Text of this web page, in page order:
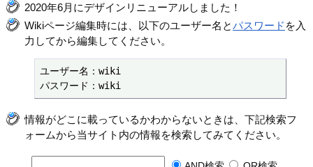
2020年6月にデザインリニューアルしました！
Wikiページ編集時には、以下のユーザー名とパスワード を入
力してから編集してください。
ユーザー名：wiki
パスワード：wiki
情報がどこに載っているかわからないときは、下記検索フ
ォームから当サイト内の情報を検索してみてください。